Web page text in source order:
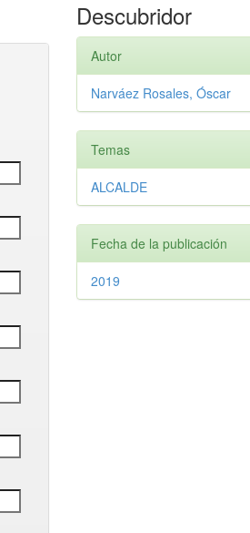
Descubridor
Autor
Narváez Rosales, Óscar
Temas
ALCALDE
Fecha de la publicación
2019